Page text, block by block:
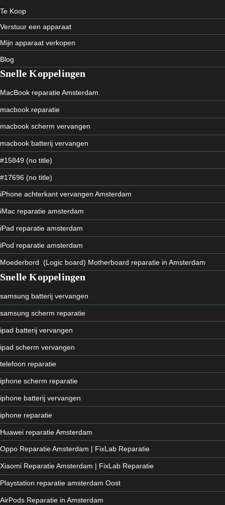
Te Koop
Verstuur een apparaat
Mijn apparaat verkopen
Blog
Snelle Koppelingen
MacBook reparatie Amsterdam
macbook reparatie
macbook scherm vervangen
macbook batterij vervangen
#15849 (no title)
#17696 (no title)
iPhone achterkant vervangen Amsterdam
iMac reparatie amsterdam
iPad reparatie amsterdam
iPod reparatie amsterdam
Moederbord (Logic board) Motherboard reparatie in Amsterdam
Snelle Koppelingen
samsung batterij vervangen
samsung scherm reparatie
ipad batterij vervangen
ipad scherm vervangen
telefoon reparatie
iphone scherm reparatie
iphone batterij vervangen
iphone reparatie
Huawei reparatie Amsterdam
Oppo Reparatie Amsterdam | FixLab Reparatie
Xiaomi Reparatie Amsterdam | FixLab Reparatie
Playstation reparatie amsterdam Oost
AirPods Reparatie in Amsterdam